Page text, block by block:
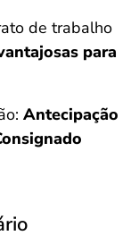
de trabalho
para
Antecipação